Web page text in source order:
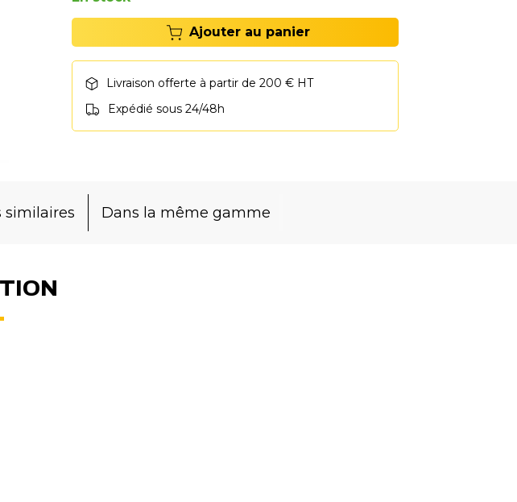
Ajouter au panier
Livraison offerte à partir de 200 € HT
Expédié sous 24/48h
similaires Dans la même gamme